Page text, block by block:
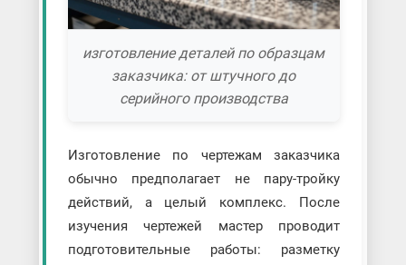
изготовление деталей по образцам
заказчика: от штучного до
серийного производства
Изготовление по чертежам заказчика
обычно предполагает не пару-тройку
действий, а целый комплекс. После
изучения чертежей мастер проводит
подготовительные работы: разметку